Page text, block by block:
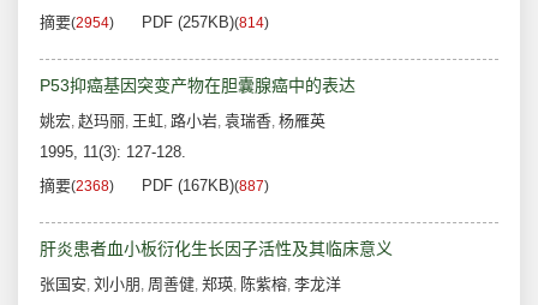
摘要(2954) PDF (257KB)(814)
P53抑癌基因突变产物在胆囊腺癌中的表达
姚宏, 赵玛丽, 王虹, 路小岩, 袁瑞香, 杨雁英
1995, 11(3): 127-128.
摘要(2368) PDF (167KB)(887)
肝炎患者血小板衍化生长因子活性及其临床意义
张国安, 刘小朋 , 周善健, 郑瑛, 陈紫榕, 李龙洋